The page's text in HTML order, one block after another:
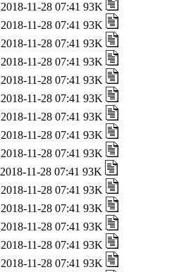
2018-11-28 07:41 93K
2018-11-28 07:41 93K
2018-11-28 07:41 93K
2018-11-28 07:41 93K
2018-11-28 07:41 93K
2018-11-28 07:41 93K
2018-11-28 07:41 93K
2018-11-28 07:41 93K
2018-11-28 07:41 93K
2018-11-28 07:41 93K
2018-11-28 07:41 93K
2018-11-28 07:41 93K
2018-11-28 07:41 93K
2018-11-28 07:41 93K
2018-11-28 07:41 93K